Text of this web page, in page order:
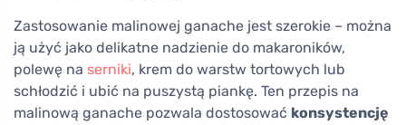
Zastosowanie malinowej ganache jest szerokie – można
ją użyć jako delikatne nadzienie do makaroników,
polewę na serniki, krem do warstw tortowych lub
schłodzić i ubić na puszystą piankę. Ten przepis na
malinową ganache pozwala dostosować konsystencję